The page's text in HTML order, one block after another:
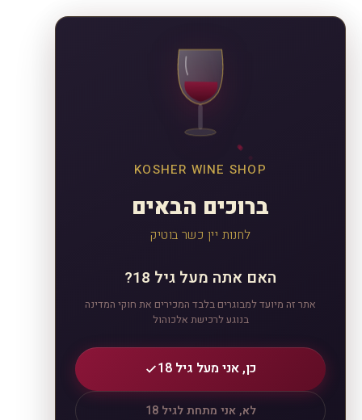
KOSHER WINE SHOP
ברוכים הבאים
לחנות יין כשר בוטיק
האם אתה מעל גיל 18?
אתר זה מיועד למבוגרים בלבד המכירים את חוקי המדינה
בנוגע לרכישת אלכוהול
כן, אני מעל גיל 18
לא, אני מתחת לגיל 18